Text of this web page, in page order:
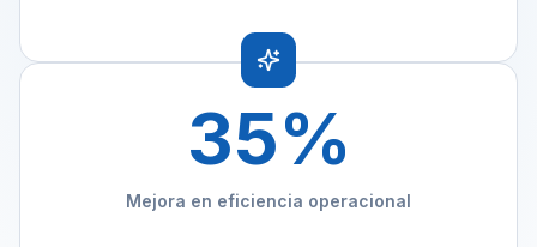
Mejora en eficiencia operacional
35%